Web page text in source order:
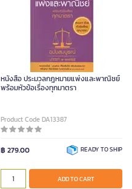
หนังสือ ประมวลกฎหมายแพ่งและพาณิชย์
พร้อมหัวข้อเรื่องทุกมาตรา
Product Code DA13387
฿ 279.00 READY TO SHIP
ADD TO CART